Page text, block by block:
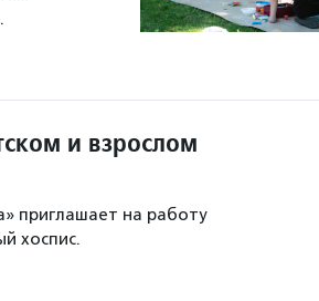
и взрослом
приглашает на работу
хоспис.